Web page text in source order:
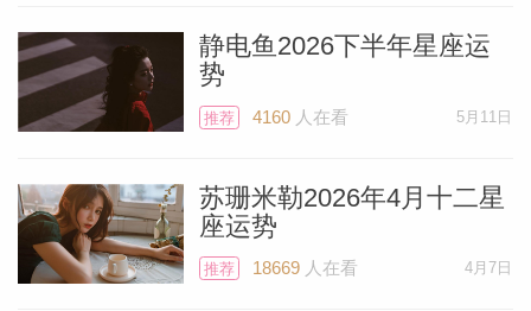
的，也包括汽车，因为它也是由很多电子元
件组成的。
日之后再签署。如果你担心如果不签署合同
就会损失新房子的押金或者丢掉工作上的项
目，那就签吧。但也要明白，这段合作不会
静电鱼2026下半年星座运
势
推荐 4160人在看 5月11日
苏珊米勒2026年4月十二星
座运势
推荐 18669人在看 4月7日